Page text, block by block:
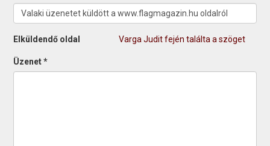
Elküldendő oldal Varga Judit fején találta a szöget
Üzenet*